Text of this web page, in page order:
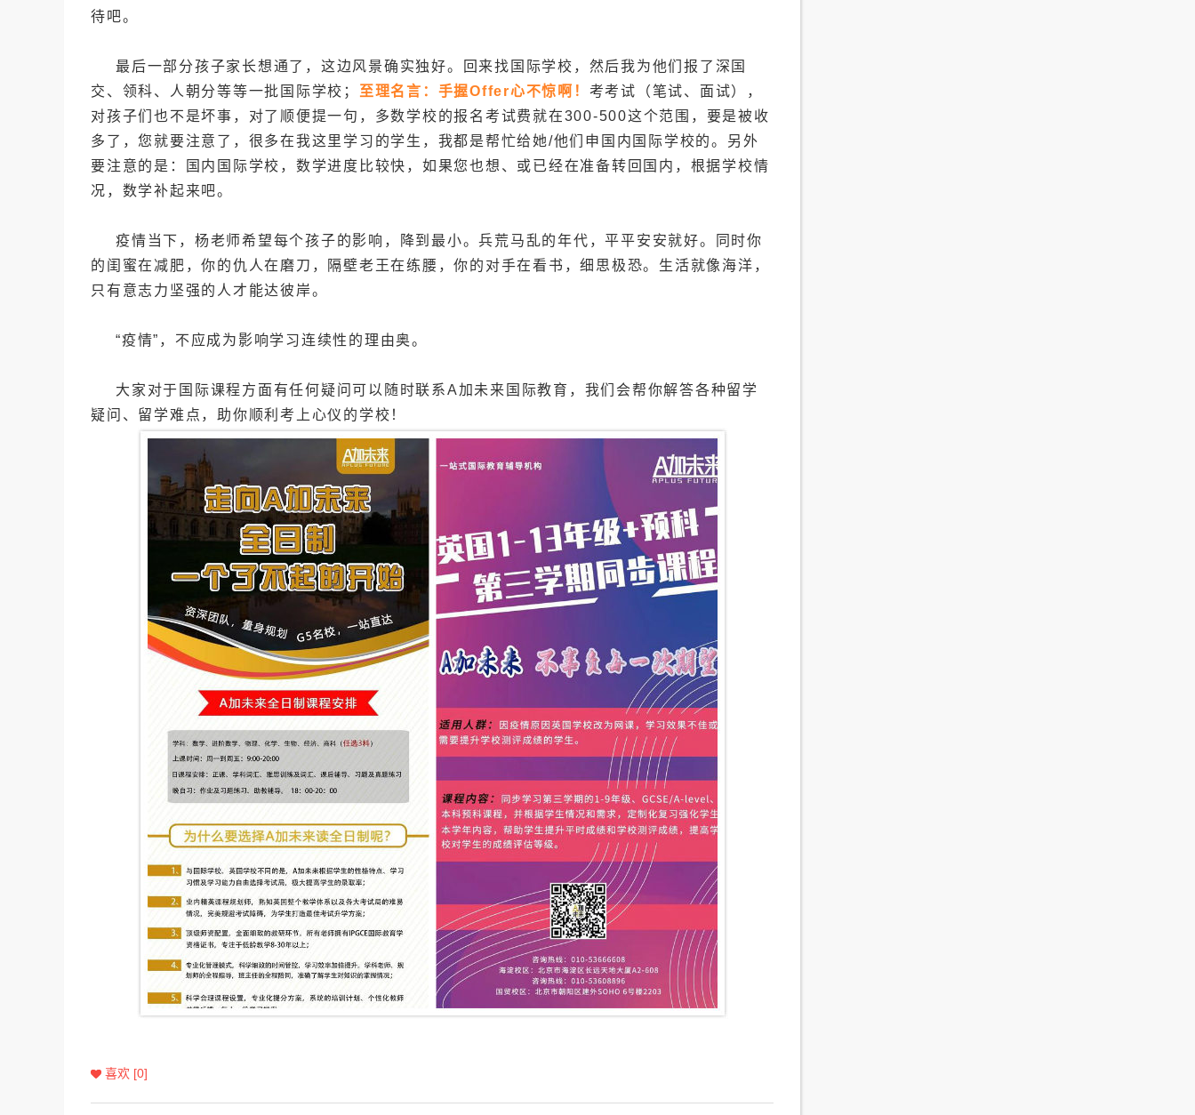
待吧。
最后一部分孩子家长想通了，这边风景确实独好。回来找国际学校，然后我为他们报了深国
交、领科、人朝分等等一批国际学校； 至理名言： 手握Offer心不惊啊！ 考考试（笔试、面试），
对孩子们也不是坏事，对了顺便提一句，多数学校的报名考试费就在300-500这个范围，要是被收
多了，您就要注意了，很多在我这里学习的学生，我都是帮忙给她/他们申国内国际学校的。 另外
要注意的是：
国内国际学校，数学进度比较快，如果您也想、或已经在准备转回国内，根据学校情
况，数学补起来吧。
疫情当下，杨老师希望每个孩子的影响，降到最小。兵荒马乱的年代，平平安安就好。同时你
的闺蜜在减肥，你的仇人在磨刀，隔壁老王在练腰，你的对手在看书，细思极恐。生活就像海洋，
只有意志力坚强的人才能达彼岸。
“疫情”，不应成为影响学习连续性的理由奥。
大家对于国际课程方面有任何疑问可以随时联系A加未来国际教育，我们会帮你解答各种留学
疑问、留学难点，助你顺利考上心仪的学校！
喜欢 [0]